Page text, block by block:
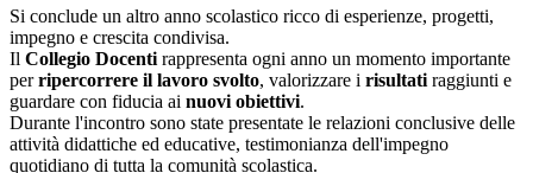
Si conclude un altro anno scolastico ricco di esperienze, progetti,
impegno e crescita condivisa.
Il Collegio Docenti rappresenta ogni anno un momento importante
perripercorrere il lavoro svolto, valorizzare i risultati raggiunti e
guardare con fiducia ai nuovi obiettivi.
Durante l'incontro sono state presentate le relazioni conclusive delle
attività didattiche ed educative, testimonianza dell'impegno
quotidiano di tutta la comunità scolastica.